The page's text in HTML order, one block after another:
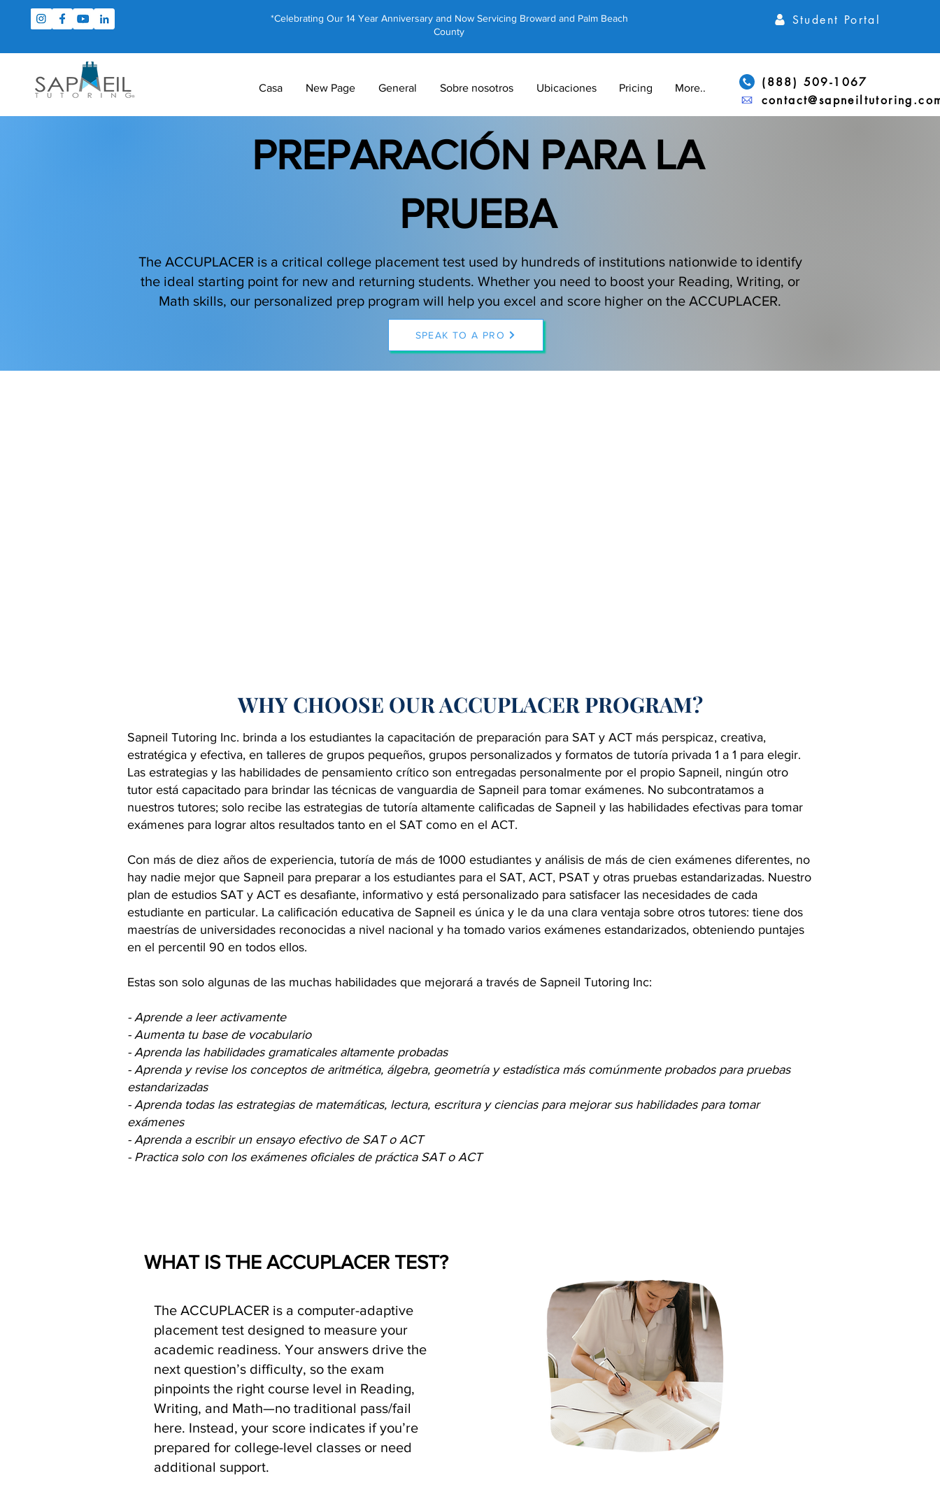
*Celebrating Our 14 Year Anniversary and Now Servicing Broward and Palm Beach
County
Student Portal
Casa New Page General Sobre nosotros Ubicaciones Pricing More...
(888) 509-1067
PREPARACIÓN PARA LA
PRUEBA
The ACCUPLACER is a critical college placement test used by hundreds of institutions nationwide to identify
the ideal starting point for new and returning students. Whether you need to boost your Reading, Writing, or
Math skills, our personalized prep program will help you excel and score higher on the ACCUPLACER.
SPEAK TO A PRO
WHY CHOOSE OUR ACCUPLACER PROGRAM?
Sapneil Tutoring Inc. brinda a los estudiantes la capacitación de preparación para SAT y ACT más perspicaz, creativa,
estratégica y efectiva, en talleres de grupos pequeños, grupos personalizados y formatos de tutoría privada 1 a 1 para elegir.
Las estrategias y las habilidades de pensamiento crítico son entregadas personalmente por el propio Sapneil, ningún otro
tutor está capacitado para brindar las técnicas de vanguardia de Sapneil para tomar exámenes. No subcontratamos a
nuestros tutores; solo recibe las estrategias de tutoría altamente calificadas de Sapneil y las habilidades efectivas para tomar
exámenes para lograr altos resultados tanto en el SAT como en el ACT.
Con más de diez años de experiencia, tutoría de más de 1000 estudiantes y análisis de más de cien exámenes diferentes, no
hay nadie mejor que Sapneil para preparar a los estudiantes para el SAT, ACT, PSAT y otras pruebas estandarizadas. Nuestro
plan de estudios SAT y ACT es desafiante, informativo y está personalizado para satisfacer las necesidades de cada
estudiante en particular. La calificación educativa de Sapneil es única y le da una clara ventaja sobre otros tutores: tiene dos
maestrías de universidades reconocidas a nivel nacional y ha tomado varios exámenes estandarizados, obteniendo puntajes
en el percentil 90 en todos ellos.
Estas son solo algunas de las muchas habilidades que mejorará a través de Sapneil Tutoring Inc:
- Aprende a leer activamente
- Aumenta tu base de vocabulario
- Aprenda las habilidades gramaticales altamente probadas
- Aprenda y revise los conceptos de aritmética, álgebra, geometría y estadística más comúnmente probados para pruebas
estandarizadas
- Aprenda todas las estrategias de matemáticas, lectura, escritura y ciencias para mejorar sus habilidades para tomar
exámenes
- Aprenda a escribir un ensayo efectivo de SAT o ACT
- Practica solo con los exámenes oficiales de práctica SAT o ACT
WHAT IS THE ACCUPLACER TEST?
The ACCUPLACER is a computer-adaptive
placement test designed to measure your
academic readiness. Your answers drive the
next question’s difficulty, so the exam
pinpoints the right course level in Reading,
Writing, and Math—no traditional pass/fail
here. Instead, your score indicates if you’re
prepared for college-level classes or need
additional support.